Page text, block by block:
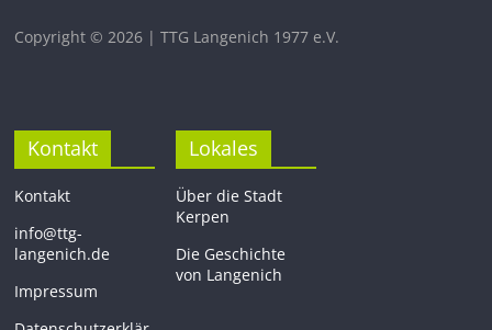
Copyright © 2026 | TTG Langenich 1977 e.V.
Kontakt
Kontakt
info@ttg-
langenich.de
Impressum
Lokales
Über die Stadt
Kerpen
Die Geschichte
von Langenich